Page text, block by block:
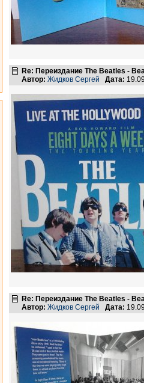
Re: Переиздание The Beatles -
Автор: Жидков Сергей Дата:
Re: Переиздание The Beatles -
Автор: Жидков Сергей Дата: